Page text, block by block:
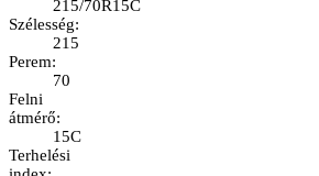
215/70R15C
Szélesség:
215
Perem:
70
Felni
átmérő:
15C
Terhelési